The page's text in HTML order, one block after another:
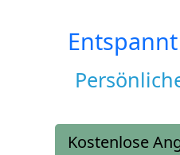
Kostenlose